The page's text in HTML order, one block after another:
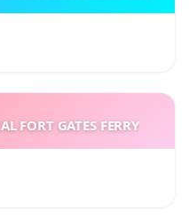
FORT GATES FERRY